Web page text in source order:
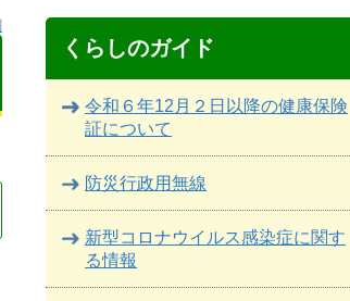
くらしのガイド
令和６年12月２日以降の健康保険
証について
防災行政用無線
新型コロナウイルス感染症に関す
る情報